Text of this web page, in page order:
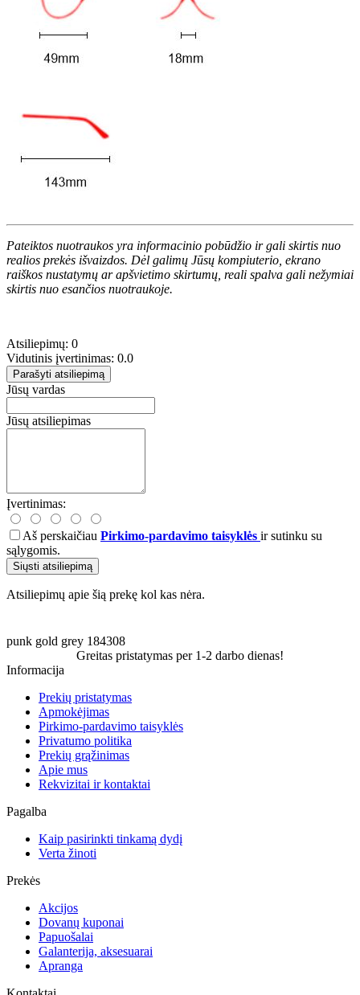
Pateiktos nuotraukos yra informacinio pobūdžio ir gali skirtis nuo
realios prekės išvaizdos. Dėl galimų Jūsų kompiuterio, ekrano
raiškos nustatymų ar apšvietimo skirtumų, reali spalva gali nežymiai
skirtis nuo esančios nuotraukoje.
Atsiliepimų: 0
Vidutinis įvertinimas: 0.0
Parašyti atsiliepimą
Jūsų vardas
Jūsų atsiliepimas
Įvertinimas:
Aš perskaičiau Pirkimo-pardavimo taisyklės ir sutinku su
sąlygomis.
Siųsti atsiliepimą
Atsiliepimų apie šią prekę kol kas nėra.
punk gold grey 184308
Greitas pristatymas per 1-2 darbo dienas!
Informacija
Prekių pristatymas
Apmokėjimas
Pirkimo-pardavimo taisyklės
Privatumo politika
Prekių grąžinimas
Apie mus
Rekvizitai ir kontaktai
Pagalba
Kaip pasirinkti tinkamą dydį
Verta žinoti
Prekės
Akcijos
Dovanų kuponai
Papuošalai
Galanterija, aksesuarai
Apranga